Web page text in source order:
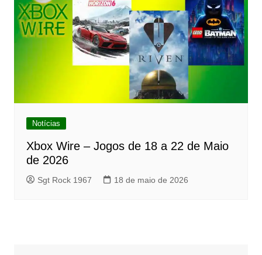
Notícias
Xbox Wire – Jogos de 18 a 22 de Maio
de 2026
Sgt Rock 1967 18 de maio de 2026